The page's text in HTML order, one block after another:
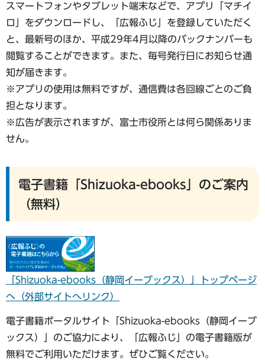
スマートフォンやタブレット端末などで、アプリ「マチイ
ロ」をダウンロードし、「広報ふじ」を登録していただく
と、最新号のほか、平成29年4月以降のバックナンバーも
閲覧することができます。また、毎号発行日にお知らせ通
知が届きます。
※アプリの使用は無料ですが、通信費は各回線ごとのご負
担となります。
※広告が表示されますが、富士市役所とは何ら関係ありま
せん。
電子書籍「Shizuoka-ebooks」のご案内
（無料）
「Shizuoka-ebooks（静岡イーブックス）」トップページ
へ（外部サイトへリンク）
電子書籍ポータルサイト「Shizuoka-ebooks（静岡イーブ
ックス）」のご協力により、「広報ふじ」の電子書籍版が
無料でご利用いただけます。ぜひご覧ください。